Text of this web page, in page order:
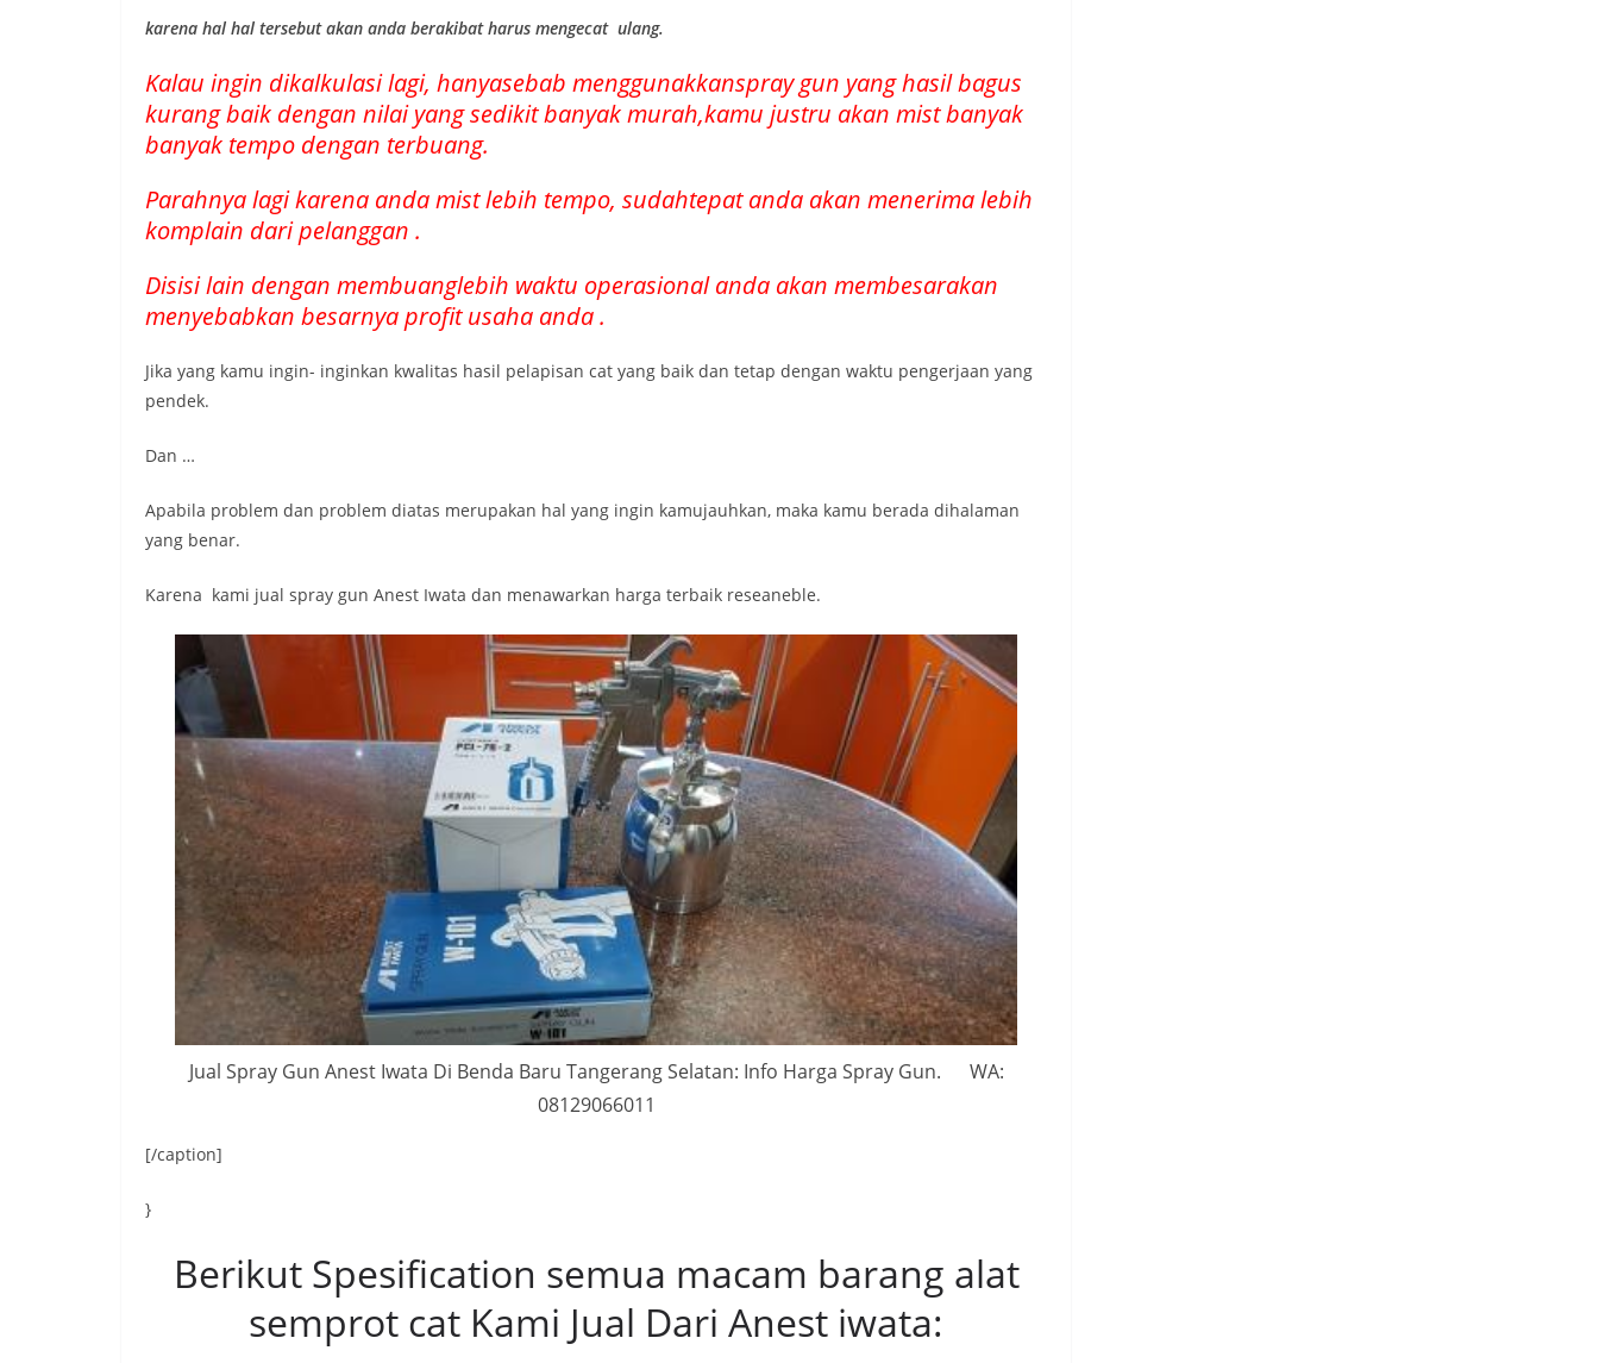
karena hal hal tersebut akan anda berakibat harus mengecat ulang.
Kalau ingin dikalkulasi lagi, hanyasebab menggunakkanspray gun yang hasil bagus
kurang baik dengan nilai yang sedikit banyak murah,kamu justru akan mist banyak
banyak tempo dengan terbuang.
Parahnya lagi karena anda mist lebih tempo, sudahtepat anda akan menerima lebih
komplain dari pelanggan .
Disisi lain dengan membuanglebih waktu operasional anda akan membesarakan
menyebabkan besarnya profit usaha anda .
Jika yang kamu ingin- inginkan kwalitas hasil pelapisan cat yang baik dan tetap dengan waktu pengerjaan yang
pendek.
Dan …
Apabila problem dan problem diatas merupakan hal yang ingin kamujauhkan, maka kamu berada dihalaman
yang benar.
Karena kami jual spray gun Anest Iwata dan menawarkan harga terbaik reseaneble.
Jual Spray Gun Anest Iwata Di Benda Baru Tangerang Selatan: Info Harga Spray Gun. WA:
08129066011
[/caption]
}
Berikut Spesification semua macam barang alat
semprot cat Kami Jual Dari Anest iwata: